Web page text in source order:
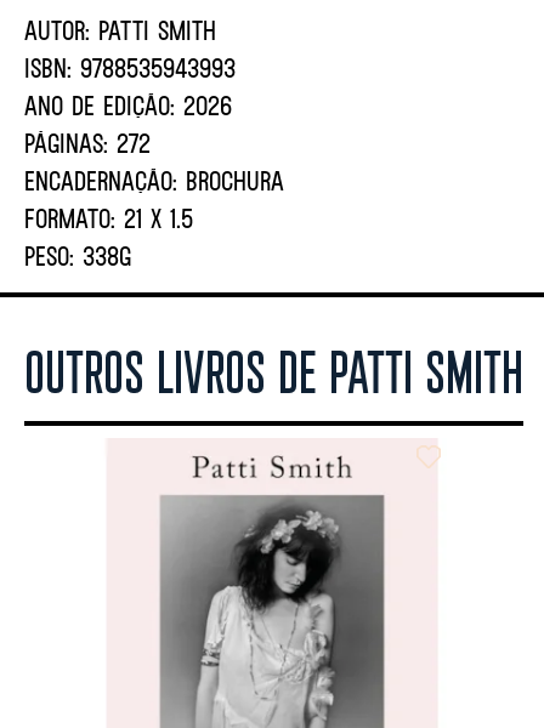
AUTOR: PATTI SMITH
ISBN: 9788535943993
ANO DE EDIÇÃO: 2026
PÁGINAS: 272
ENCADERNAÇÃO: BROCHURA
FORMATO: 21 X 1.5
PESO: 338G
OUTROS LIVROS DE PATTI SMITH